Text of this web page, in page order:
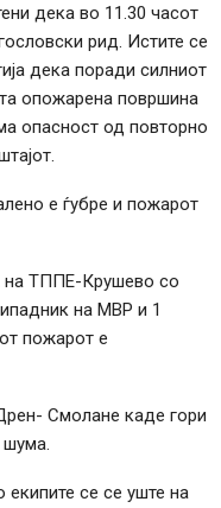
дека во 11.30 часот
рид. Истите се
дека поради силниот
опожарена површина
опасност од повторно
е ѓубре и пожарот
на ТППЕ-Крушево со
на МВР и 1
пожарот е
Смолане каде гори
шума.
се се уште на